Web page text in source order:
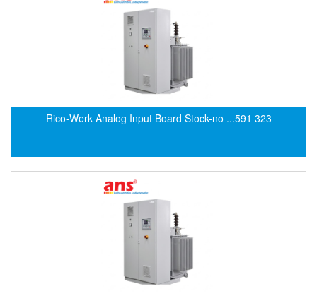
Environmental Compliance Products
EPE Process Filters & Accumulators
Rico-Werk Analog Input Board Stock-no ...591 323